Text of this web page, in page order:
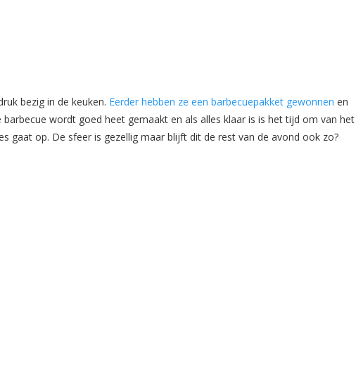
bezig in de keuken. Eerder hebben ze een barbecuepakket gewonnen en
wordt goed heet gemaakt en als alles klaar is is het tijd om van het
gaat op. De sfeer is gezellig maar blijft dit de rest van de avond ook zo?